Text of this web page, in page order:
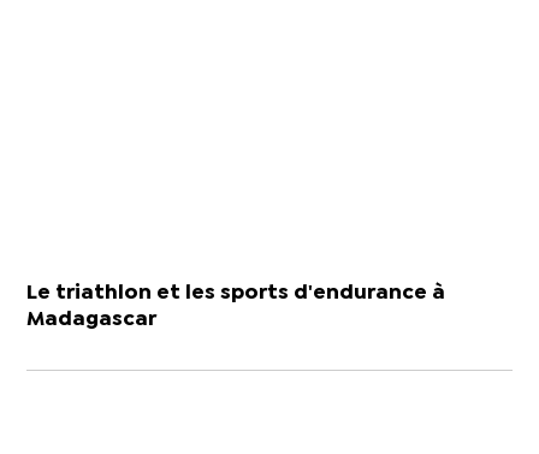
Le triathlon et les sports d'endurance à
Madagascar